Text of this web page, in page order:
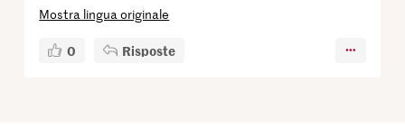
Mostra lingua originale
0 Risposte